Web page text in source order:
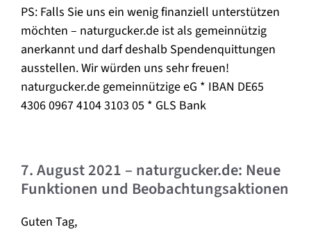
PS: Falls Sie uns ein wenig finanziell unterstützen
möchten – naturgucker.de ist als gemeinnützig
anerkannt und darf deshalb Spendenquittungen
ausstellen. Wir würden uns sehr freuen!
naturgucker.de gemeinnützige eG * IBAN DE65
4306 0967 4104 3103 05 * GLS Bank
7. August 2021 – naturgucker.de: Neue
Funktionen und Beobachtungsaktionen
Guten Tag,